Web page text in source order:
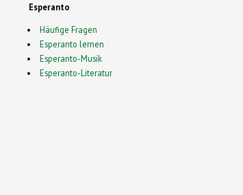
Esperanto
Häufige Fragen
Esperanto lernen
Esperanto-Musik
Esperanto-Literatur